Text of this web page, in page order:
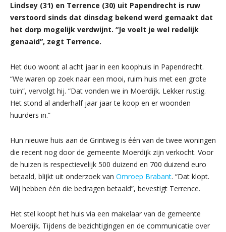
Lindsey (31) en Terrence (30) uit Papendrecht is ruw
verstoord sinds dat dinsdag bekend werd gemaakt dat
het dorp mogelijk verdwijnt. “Je voelt je wel redelijk
genaaid”, zegt Terrence.
Het duo woont al acht jaar in een koophuis in Papendrecht.
“We waren op zoek naar een mooi, ruim huis met een grote
tuin”, vervolgt hij. “Dat vonden we in Moerdijk. Lekker rustig.
Het stond al anderhalf jaar jaar te koop en er woonden
huurders in.”
Hun nieuwe huis aan de Grintweg is één van de twee woningen
die recent nog door de gemeente Moerdijk zijn verkocht. Voor
de huizen is respectievelijk 500 duizend en 700 duizend euro
betaald, blijkt uit onderzoek van Omroep Brabant. “Dat klopt.
Wij hebben één die bedragen betaald”, bevestigt Terrence.
Het stel koopt het huis via een makelaar van de gemeente
Moerdijk. Tijdens de bezichtigingen en de communicatie over